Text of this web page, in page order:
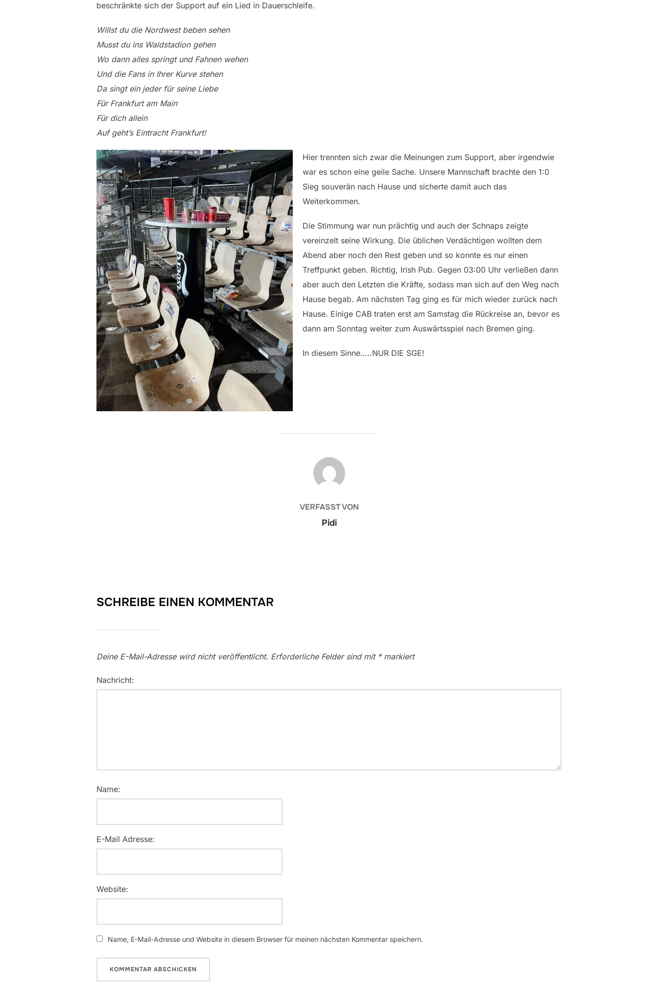
beschränkte sich der Support auf ein Lied in Dauerschleife.
Willst du die Nordwest beben sehen
Musst du ins Waldstadion gehen
Wo dann alles springt und Fahnen wehen
Und die Fans in Ihrer Kurve stehen
Da singt ein jeder für seine Liebe
Für Frankfurt am Main
Für dich allein
Auf geht’s Eintracht Frankfurt!
Hier trennten sich zwar die Meinungen zum Support, aber irgendwie
war es schon eine geile Sache. Unsere Mannschaft brachte den 1:0
Sieg souverän nach Hause und sicherte damit auch das
Weiterkommen.
Die Stimmung war nun prächtig und auch der Schnaps zeigte
vereinzelt seine Wirkung. Die üblichen Verdächtigen wollten dem
Abend aber noch den Rest geben und so konnte es nur einen
Treffpunkt geben. Richtig, Irish Pub. Gegen 03:00 Uhr verließen dann
aber auch den Letzten die Kräfte, sodass man sich auf den Weg nach
Hause begab. Am nächsten Tag ging es für mich wieder zurück nach
Hause. Einige CAB traten erst am Samstag die Rückreise an, bevor es
dann am Sonntag weiter zum Auswärtsspiel nach Bremen ging.
In diesem Sinne…..NUR DIE SGE!
BEITRAGSAUTOR
VERFASST VON
Pidi
SCHREIBE EINEN KOMMENTAR
Deine E-Mail-Adresse wird nicht veröffentlicht. Erforderliche Felder sind mit *markiert
Nachricht:
Name:
E-Mail Adresse:
Website:
Name, E-Mail-Adresse und Website in diesem Browser für meinen nächsten Kommentar speichern.